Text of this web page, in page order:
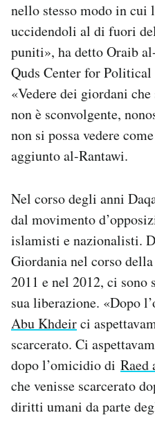
nello stesso modo in cui
uccidendoli al di fuori
puniti», ha detto Oraib
Quds Center for
«Vedere dei giordani che
non è sconvolgente,
non si possa vedere
aggiunto al-Rantawi.
Nel corso degli anni
dal movimento
islamisti e nazionalisti.
Giordania nel corso
2011 e nel 2012, ci sono
sua liberazione. «Dopo
Abu Khdeirci
scarcerato. Ci
dopo l’omicidio di Raed
che venisse scarcerato
diritti umani da parte